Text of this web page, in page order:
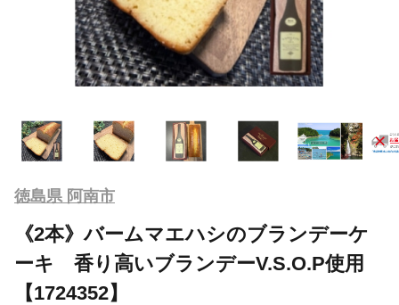
徳島県 阿南市
《2本》バームマエハシのブランデーケ
ーキ 香り高いブランデーV.S.O.P使用
【1724352】